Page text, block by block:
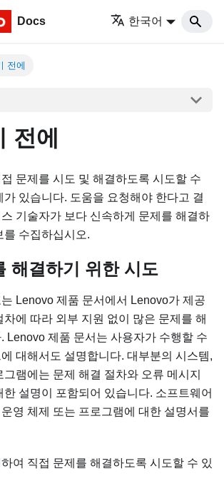
Docs 한국어
전에
전에
문제를 시도 및 해결하도록 시도할 수
가 있습니다. 도움을 요청해야 한다고 결
기술자가 보다 신속하게 문제를 해결하
를 수집하십시오.
해결하기 위한 시도
Lenovo 제품 문서에서 Lenovo가 제공
에 따라 외부 지원 없이 많은 문제를 해
Lenovo 제품 문서는 사용자가 수행할 수
대해서도 설명합니다. 대부분의 시스템,
램에는 문제 해결 절차와 오류 메시지
한 설명이 포함되어 있습니다. 소프트웨어
영 체제 또는 프로그램에 대한 설명서를
여 직접 문제를 해결하도록 시도할 수 있